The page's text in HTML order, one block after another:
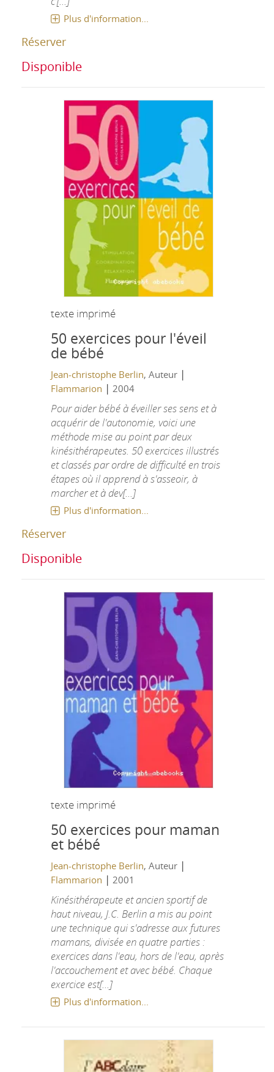
Plus d'information...
Réserver
Disponible
texte imprimé
50 exercices pour l'éveil
de bébé
Jean-christophe Berlin, Auteur |
Flammarion | 2004
Pour aider bébé à éveiller ses sens et à
acquérir de l'autonomie, voici une
méthode mise au point par deux
kinésithérapeutes. 50 exercices illustrés
et classés par ordre de difficulté en trois
étapes où il apprend à s'asseoir, à
marcher et à dev[...]
Plus d'information...
Réserver
Disponible
texte imprimé
50 exercices pour maman
et bébé
Jean-christophe Berlin, Auteur |
Flammarion | 2001
Kinésithérapeute et ancien sportif de
haut niveau, J.C. Berlin a mis au point
une technique qui s'adresse aux futures
mamans, divisée en quatre parties :
exercices dans l'eau, hors de l'eau, après
l'accouchement et avec bébé. Chaque
exercice est[...]
Plus d'information...